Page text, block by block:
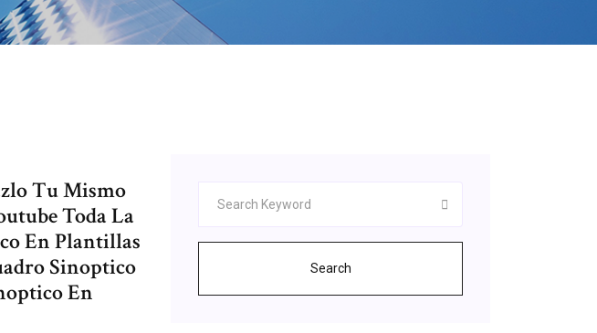
Tu Mismo
Toda La
En Plantillas
Sinoptico
En
Search